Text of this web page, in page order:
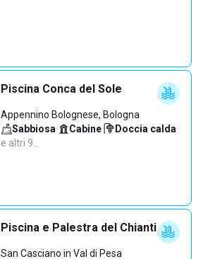
Piscina Conca del Sole
Appennino Bolognese, Bologna
Sabbiosa· Cabine· Doccia calda·
e altri 9…
Piscina e Palestra del Chianti
San Casciano in Val di Pesa